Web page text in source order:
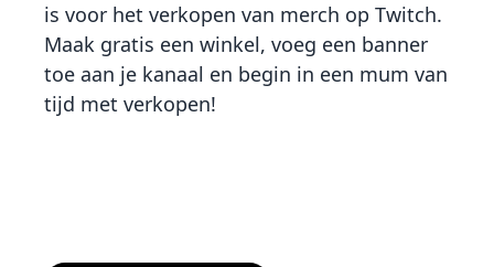
is voor het verkopen van merch op Twitch.
Maak gratis een winkel, voeg een banner
toe aan je kanaal en begin in een mum van
tijd met verkopen!